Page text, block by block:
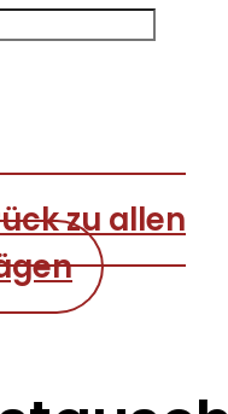
zu allen